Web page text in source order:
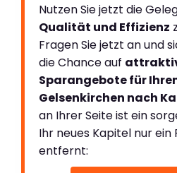
Nutzen Sie jetzt die
Qualität und Effizienz
Fragen Sie jetzt an und
die Chance auf
Sparangebote für
Gelsenkirchen nach
an Ihrer Seite ist ein
Ihr neues Kapitel nur ein
entfernt: